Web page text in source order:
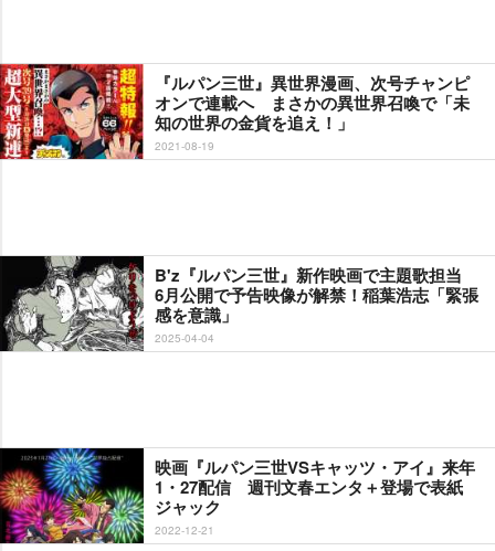
『ルパン三世』異世界漫画、次号チャンピ
オンで連載へ まさかの異世界召喚で「未
知の世界の金貨を追え！」
2021-08-19
B'z『ルパン三世』新作映画で主題歌担当
6月公開で予告映像が解禁！稲葉浩志「緊張
感を意識」
2025-04-04
映画『ルパン三世VSキャッツ・アイ』来年
1・27配信 週刊文春エンタ＋登場で表紙
ジャック
2022-12-21